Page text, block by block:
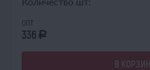
опт
336 a
В